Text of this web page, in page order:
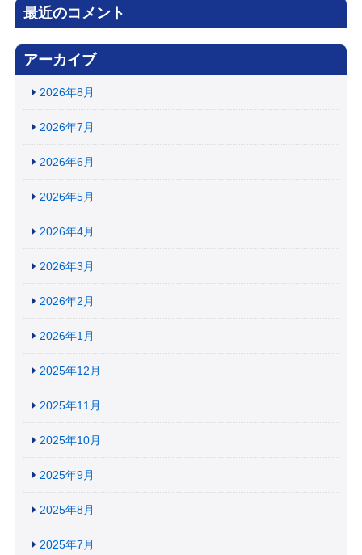
最近のコメント
アーカイブ
2026年8月
2026年7月
2026年6月
2026年5月
2026年4月
2026年3月
2026年2月
2026年1月
2025年12月
2025年11月
2025年10月
2025年9月
2025年8月
2025年7月